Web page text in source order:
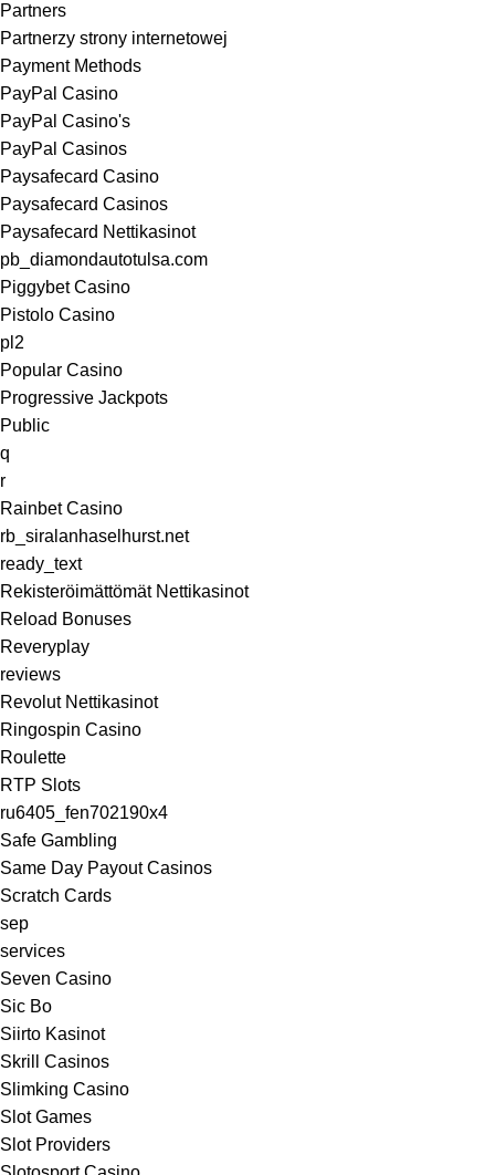
Partners
Partnerzy strony internetowej
Payment Methods
PayPal Casino
PayPal Casino's
PayPal Casinos
Paysafecard Casino
Paysafecard Casinos
Paysafecard Nettikasinot
pb_diamondautotulsa.com
Piggybet Casino
Pistolo Casino
pl2
Popular Casino
Progressive Jackpots
Public
q
r
Rainbet Casino
rb_siralanhaselhurst.net
ready_text
Rekisteröimättömät Nettikasinot
Reload Bonuses
Reveryplay
reviews
Revolut Nettikasinot
Ringospin Casino
Roulette
RTP Slots
ru6405_fen702190x4
Safe Gambling
Same Day Payout Casinos
Scratch Cards
sep
services
Seven Casino
Sic Bo
Siirto Kasinot
Skrill Casinos
Slimking Casino
Slot Games
Slot Providers